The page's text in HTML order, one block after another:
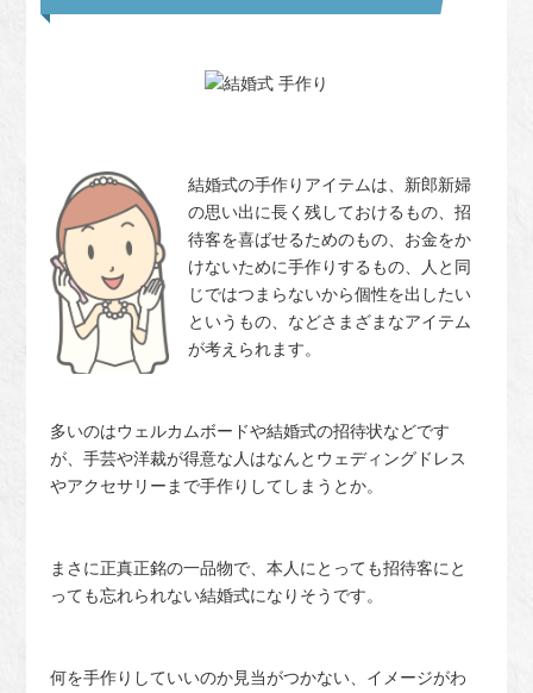
結婚式の手作りアイテムは、新郎新婦
の思い出に長く残しておけるもの、招
待客を喜ばせるためのもの、お金をか
けないために手作りするもの、人と同
じではつまらないから個性を出したい
というもの、などさまざまなアイテム
が考えられます。
多いのはウェルカムボードや結婚式の招待状などです
が、手芸や洋裁が得意な人はなんとウェディングドレス
やアクセサリーまで手作りしてしまうとか。
まさに正真正銘の一品物で、本人にとっても招待客にと
っても忘れられない結婚式になりそうです。
何を手作りしていいのか見当がつかない、イメージがわ